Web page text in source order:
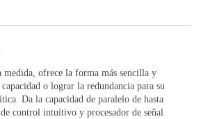
medida, ofrece la forma más sencilla y
o lograr la redundancia para su
Da la capacidad de paralelo de hasta
control intuitivo y procesador de señal